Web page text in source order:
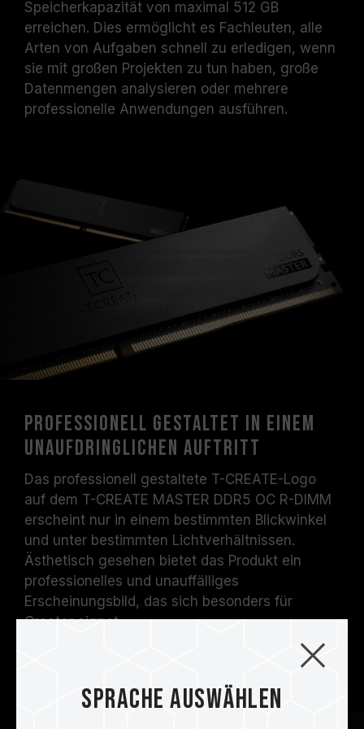
beschädigt wird.
Bei produktbezogenen oder technischen
Problemen wenden Sie sich bitte per E-Mail
an unser professionelles technisches
Supportteam.
Speicherkapazität von maximal 512 GB
erreichen. Dies ermöglicht es Fachleuten, alle
Arten von Aufgaben schnell zu erledigen, wenn
sie mit großen Projekten zu tun haben, große
Datenmengen analysieren oder mehrere
professionelle Anwendungen ausführen.
Professionell gestaltet in einem
unaufdringlichen Auftritt
Das professionell gestaltete T-CREATE-Logo
auf dem T-CREATE MASTER DDR5 OC R-DIMM
erscheint nur in einem bestimmten Blickwinkel
und unter bestimmten Lichtverhältnissen.
Ästhetisch gesehen bietet das Produkt ein
professionelles und unauffälliges
Erscheinungsbild, das sich besonders für
Creator eignet.
Sprache auswählen